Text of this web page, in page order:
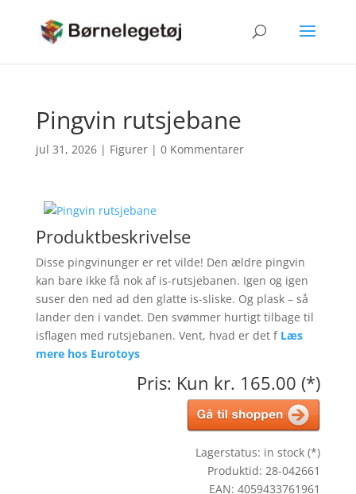
Pingvin rutsjebane
jul 31, 2026| Figurer| 0 Kommentarer
Produktbeskrivelse
Disse pingvinunger er ret vilde! Den ældre pingvin
kan bare ikke få nok af is-rutsjebanen. Igen og igen
suser den ned ad den glatte is-sliske. Og plask – så
lander den i vandet. Den svømmer hurtigt tilbage til
isflagen med rutsjebanen. Vent, hvad er det f Læs
mere hos Eurotoys
Pris: Kun kr. 165.00 (*)
Lagerstatus: in stock (*)
Produktid: 28-042661
EAN: 4059433761961